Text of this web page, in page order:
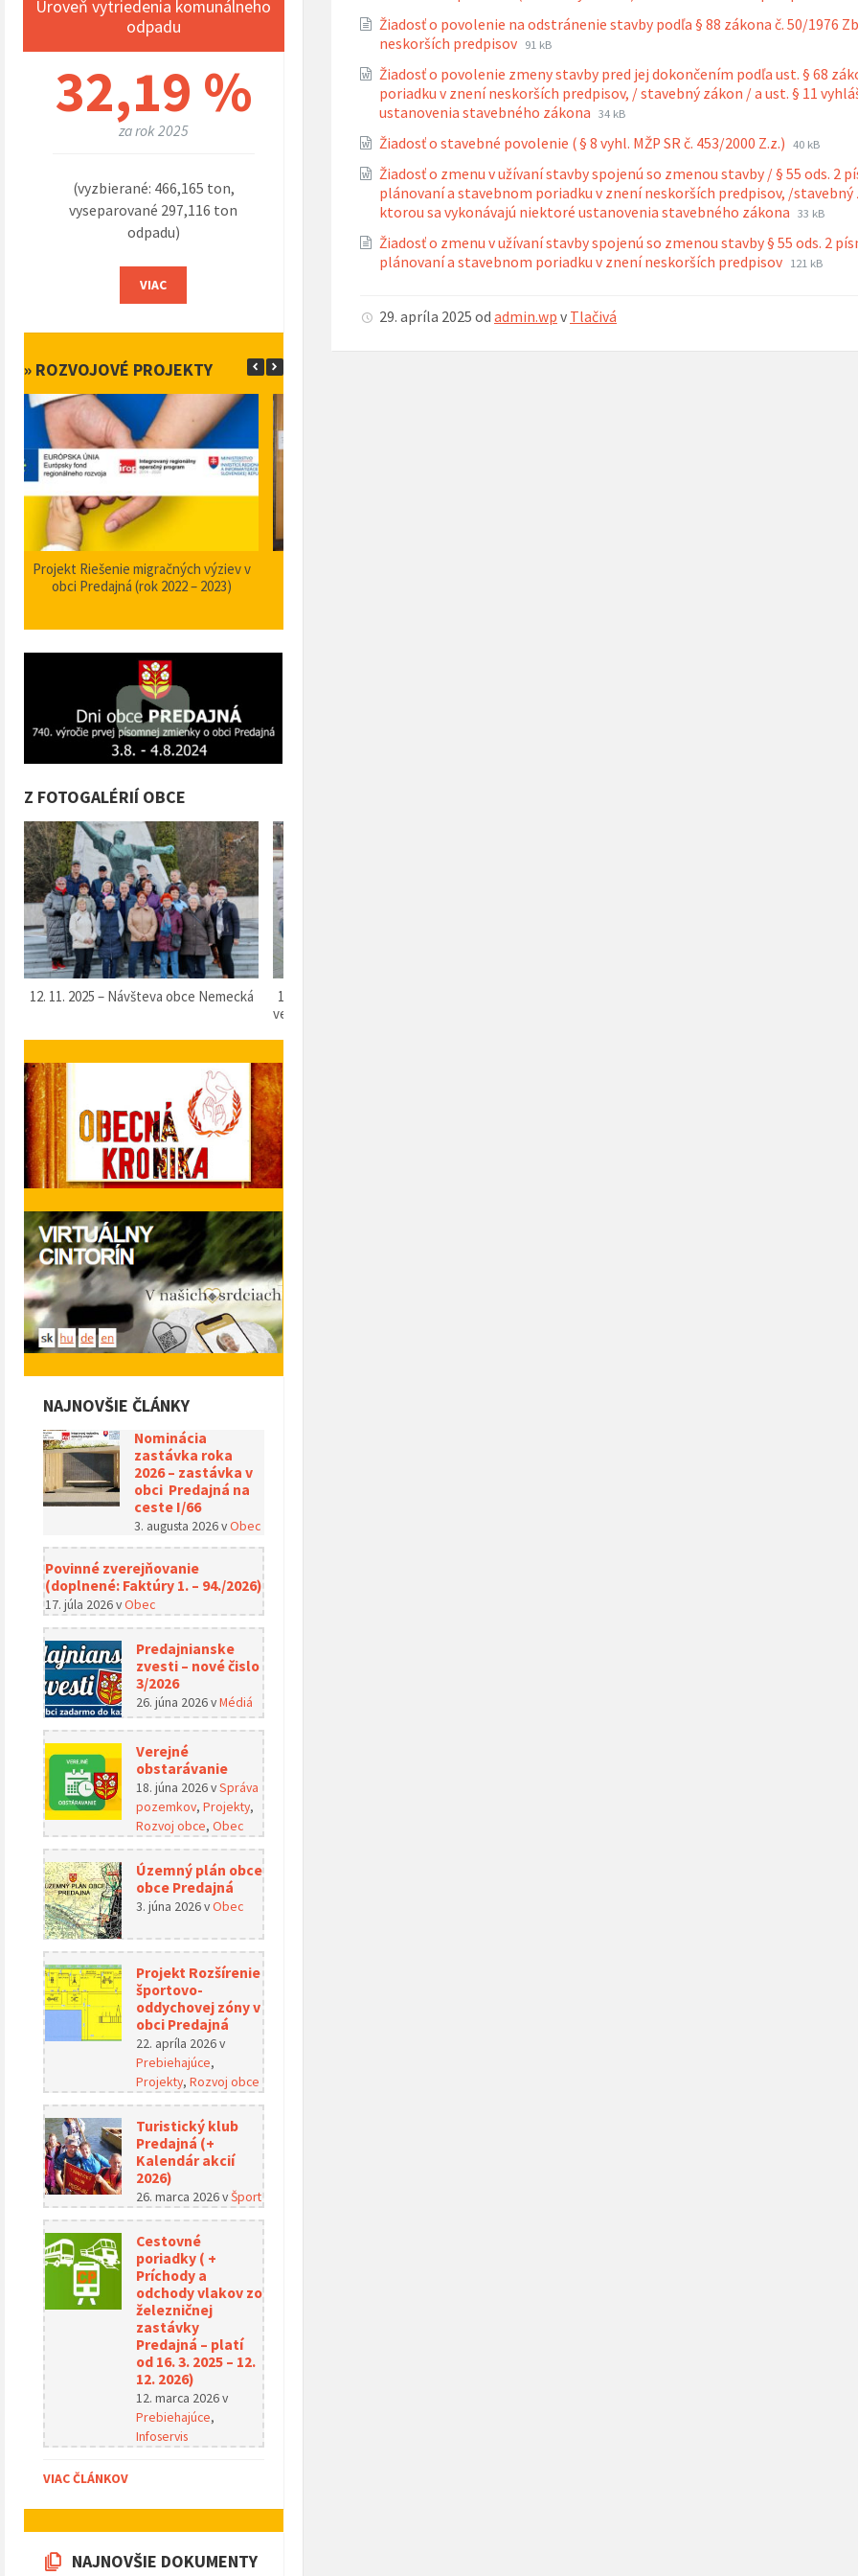
doc
Žiadosť o povolenie na odstránenie stavby podľa § 88 zákona č. 50/1976
neskorších predpisov Prípona
rtf
Veľkosť
91 kB
Žiadosť o povolenie zmeny stavby pred jej dokončením podľa ust. § 68
poriadku v znení neskorších predpisov, / stavebný zákon / a ust. § 11
ustanovenia stavebného zákona Prípona
doc
Veľkosť
34 kB
Žiadosť o stavebné povolenie ( § 8 vyhl. MŽP SR č. 453/2000 Z.z.) Prípona
doc
Veľkosť
40 kB
Žiadosť o zmenu v užívaní stavby spojenú so zmenou stavby / § 55 ods. 2
plánovaní a stavebnom poriadku v znení neskorších predpisov, /stavebný
ktorou sa vykonávajú niektoré ustanovenia stavebného zákona Prípona
doc
Veľkosť
33 kB
Žiadosť o zmenu v užívaní stavby spojenú so zmenou stavby § 55 ods. 2
plánovaní a stavebnom poriadku v znení neskorších predpisov Prípona
Veľkosť
121 kB
29. apríla 2025 od admin.wp v Tlačivá
Úroveň vytriedenia komunálneho
odpadu
32,19 %
za rok 2025
(vyzbierané: 466,165 ton,
vyseparované 297,116 ton
odpadu)
VIAC
» ROZVOJOVÉ PROJEKTY
Projekt Riešenie migračných výziev v
obci Predajná (rok 2022 – 2023)
Z FOTOGALÉRIÍ OBCE
12. 11. 2025 – Návšteva obce Nemecká
11. 11. 2025 – Slávnostný akt položenia
venca červených makov k pamätníku na
NAJNOVŠIE ČLÁNKY
Nominácia
zastávka roka
2026 – zastávka v
obci Predajná na
ceste I/66
3. augusta 2026vObec
Povinné zverejňovanie
(doplnené: Faktúry 1. – 94./2026)
17. júla 2026vObec
Predajnianske
zvesti – nové čislo
3/2026
26. júna 2026vMédiá
Verejné
obstarávanie
18. júna 2026vSpráva
pozemkov, Projekty,
Rozvoj obce, Obec
Územný plán obce
obce Predajná
3. júna 2026vObec
Projekt Rozšírenie
športovo-
oddychovej zóny v
obci Predajná
22. apríla 2026v
Prebiehajúce,
Projekty, Rozvoj obce
Turistický klub
Predajná (+
Kalendár akcií
2026)
26. marca 2026vŠport
Cestovné
poriadky ( +
Príchody a
odchody vlakov zo
železničnej
zastávky
Predajná – platí
od 16. 3. 2025 – 12.
12. 2026)
12. marca 2026v
Prebiehajúce,
Infoservis
VIAC ČLÁNKOV
NAJNOVŠIE DOKUMENTY